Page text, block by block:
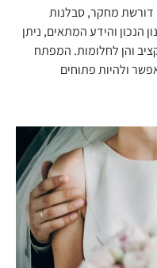
דורשת מחקר, סבלנות
הנכון והידע המתאים, ניתן
והן לחלומות. המפתח
ולהיות פתוחים